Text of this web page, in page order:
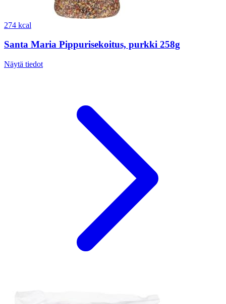
274 kcal
Santa Maria Pippurisekoitus, purkki 258g
Näytä tiedot